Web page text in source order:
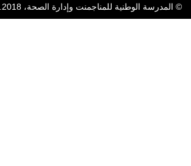
© المدرسة الوطنية للمناجمنت وإدارة الصحة، 2018. جميع الحقوق محفوظة.